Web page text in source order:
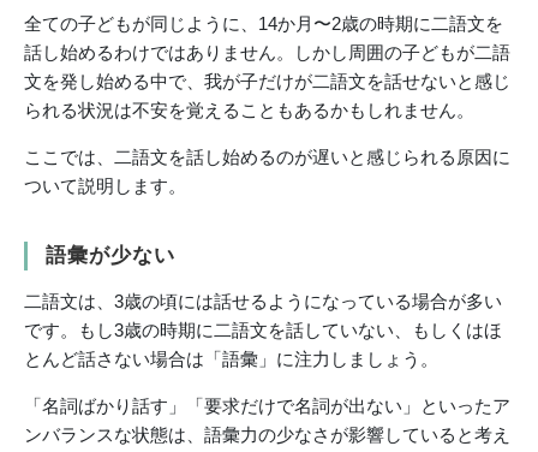
全ての子どもが同じように、14か月〜2歳の時期に二語文を
話し始めるわけではありません。しかし周囲の子どもが二語
文を発し始める中で、我が子だけが二語文を話せないと感じ
られる状況は不安を覚えることもあるかもしれません。
ここでは、二語文を話し始めるのが遅いと感じられる原因に
ついて説明します。
語彙が少ない
二語文は、3歳の頃には話せるようになっている場合が多い
です。もし3歳の時期に二語文を話していない、もしくはほ
とんど話さない場合は「語彙」に注力しましょう。
「名詞ばかり話す」「要求だけで名詞が出ない」といったア
ンバランスな状態は、語彙力の少なさが影響していると考え